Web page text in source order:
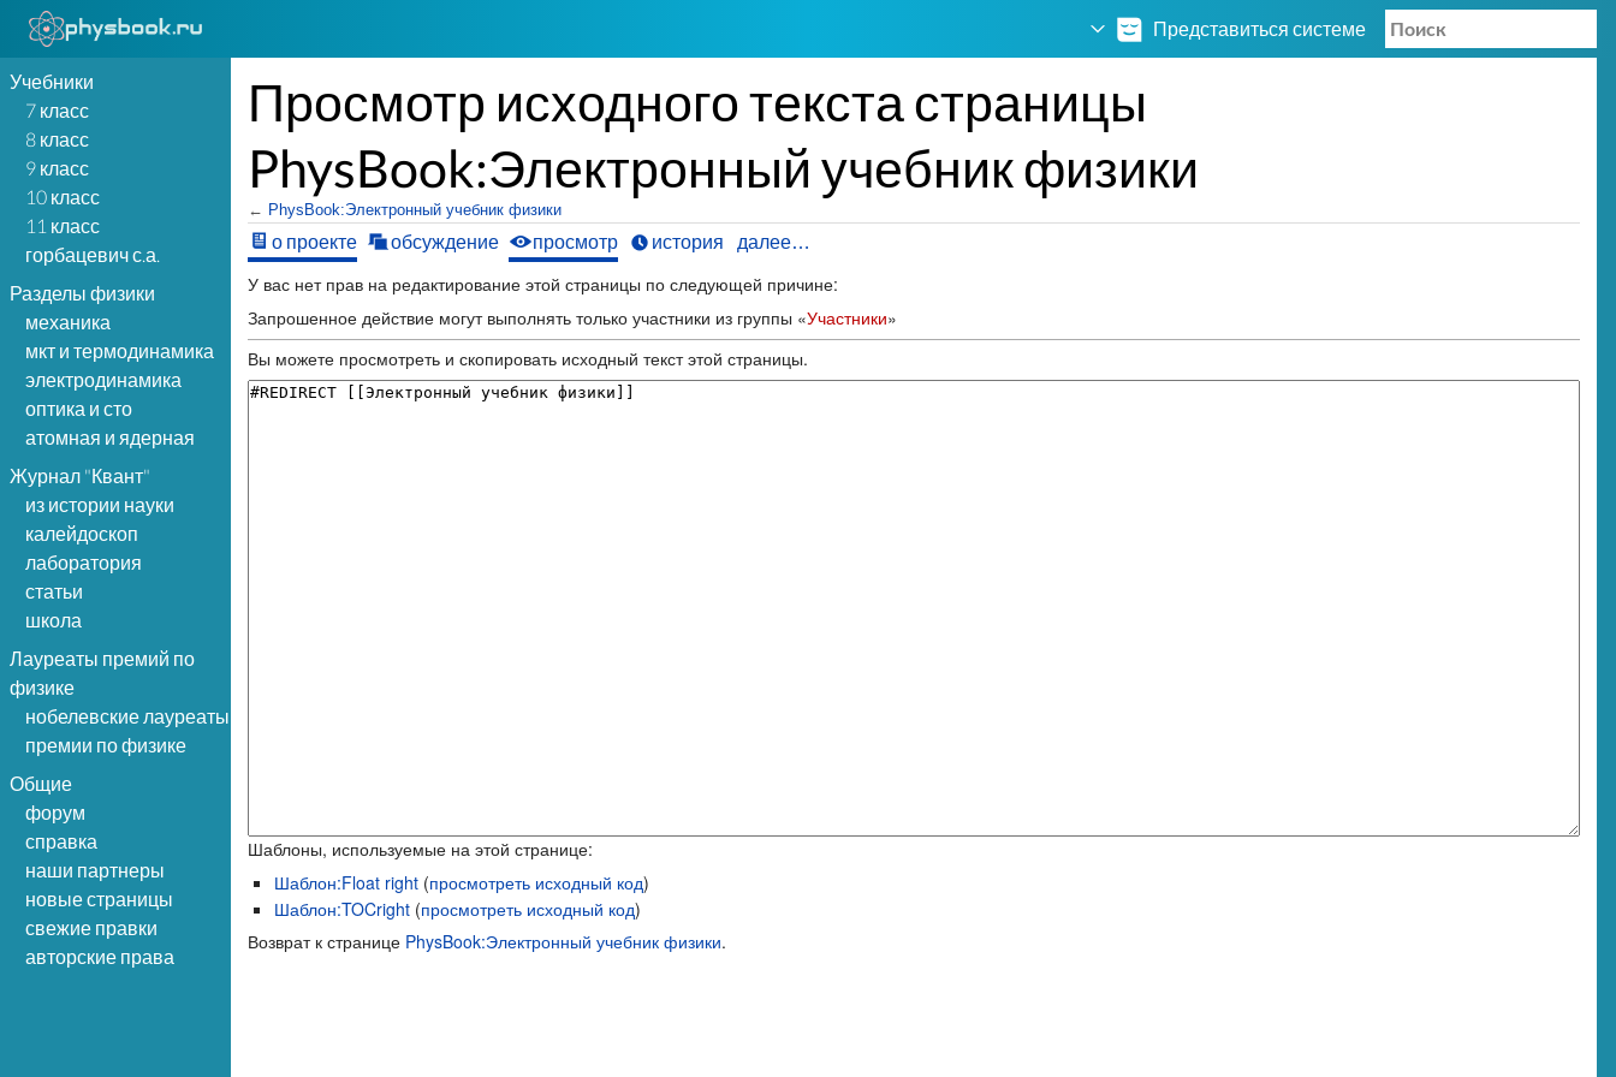
Представиться системе
Учебники
7 класс
8 класс
9 класс
10 класс
11 класс
горбацевич с.а.
Разделы физики
механика
мкт и термодинамика
электродинамика
оптика и сто
атомная и ядерная
Журнал "Квант"
из истории науки
калейдоскоп
лаборатория
статьи
школа
Лауреаты премий по
физике
нобелевские лауреаты
премии по физике
Общие
форум
справка
наши партнеры
новые страницы
свежие правки
авторские права
Просмотр исходного текста страницы
PhysBook:Электронный учебник физики
← PhysBook:Электронный учебник физики
о проекте обсуждение просмотр история далее…
У вас нет прав на редактирование этой страницы по следующей причине:
Запрошенное действие могут выполнять только участники из группы «Участники»
Вы можете просмотреть и скопировать исходный текст этой страницы.
Шаблоны, используемые на этой странице:
Шаблон:Float right (просмотреть исходный код)
Шаблон:TOCright (просмотреть исходный код)
Возврат к странице PhysBook:Электронный учебник физики.